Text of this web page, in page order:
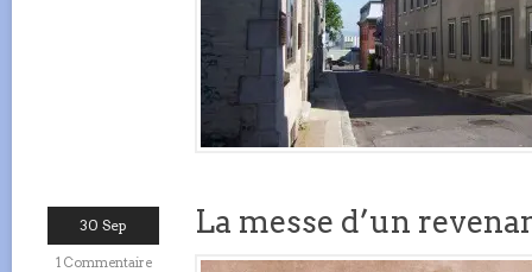
30 Sep
1 Commentaire
La messe d’un